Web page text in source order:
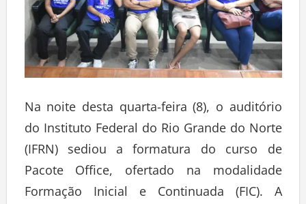
Na noite desta quarta-feira (8), o auditório
do Instituto Federal do Rio Grande do Norte
(IFRN) sediou a formatura do curso de
Pacote Office, ofertado na modalidade
Formação Inicial e Continuada (FIC). A